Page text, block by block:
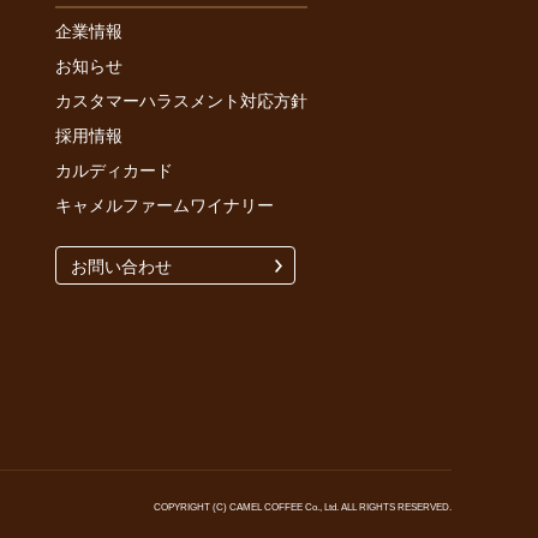
企業情報
お知らせ
カスタマーハラスメント対応方針
採用情報
カルディカード
キャメルファームワイナリー
お問い合わせ
COPYRIGHT (C) CAMEL COFFEE Co., Ltd. ALL RIGHTS RESERVED.